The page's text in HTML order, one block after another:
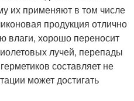
их применяют в том числе
продукция отлично
влаги, хорошо переносит
лучей, перепады
составляет не
может достигать